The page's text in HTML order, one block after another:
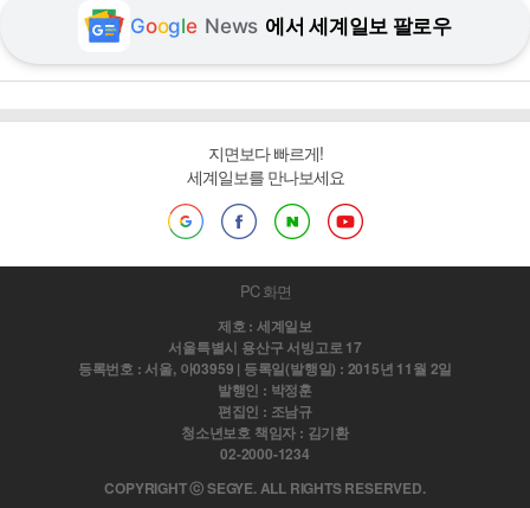
Google News 에서 세계일보 팔로우
지면보다 빠르게!
세계일보를 만나보세요
PC 화면
제호 : 세계일보
서울특별시 용산구 서빙고로 17
등록번호 : 서울, 아03959 | 등록일(발행일) : 2015년 11월 2일
발행인 : 박정훈
편집인 : 조남규
청소년보호 책임자 : 김기환
02-2000-1234
COPYRIGHT ⓒ SEGYE. ALL RIGHTS RESERVED.